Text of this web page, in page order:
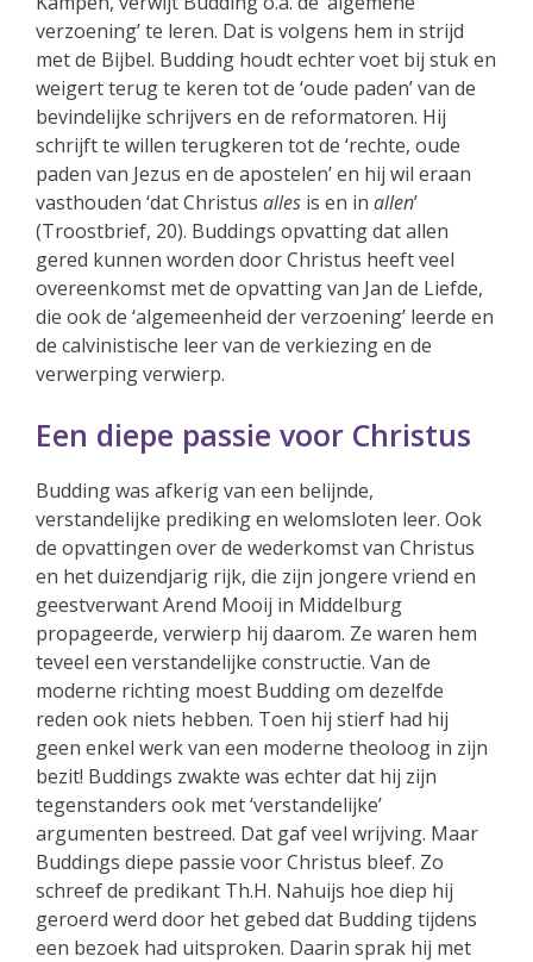
verzoening’ te leren. Dat is volgens hem in strijd
met de Bijbel. Budding houdt echter voet bij stuk en
weigert terug te keren tot de ‘oude paden’ van de
bevindelijke schrijvers en de reformatoren. Hij
schrijft te willen terugkeren tot de ‘rechte, oude
paden van Jezus en de apostelen’ en hij wil eraan
vasthouden ‘dat Christus alles is en in allen’
(Troostbrief, 20). Buddings opvatting dat allen
gered kunnen worden door Christus heeft veel
overeenkomst met de opvatting van Jan de Liefde,
die ook de ‘algemeenheid der verzoening’ leerde en
de calvinistische leer van de verkiezing en de
verwerping verwierp.
Een diepe passie voor Christus
Budding was afkerig van een belijnde,
verstandelijke prediking en welomsloten leer. Ook
de opvattingen over de wederkomst van Christus
en het duizendjarig rijk, die zijn jongere vriend en
geestverwant Arend Mooij in Middelburg
propageerde, verwierp hij daarom. Ze waren hem
teveel een verstandelijke constructie. Van de
moderne richting moest Budding om dezelfde
reden ook niets hebben. Toen hij stierf had hij
geen enkel werk van een moderne theoloog in zijn
bezit! Buddings zwakte was echter dat hij zijn
tegenstanders ook met ‘verstandelijke’
argumenten bestreed. Dat gaf veel wrijving. Maar
Buddings diepe passie voor Christus bleef. Zo
schreef de predikant Th.H. Nahuijs hoe diep hij
geroerd werd door het gebed dat Budding tijdens
een bezoek had uitsproken. Daarin sprak hij met